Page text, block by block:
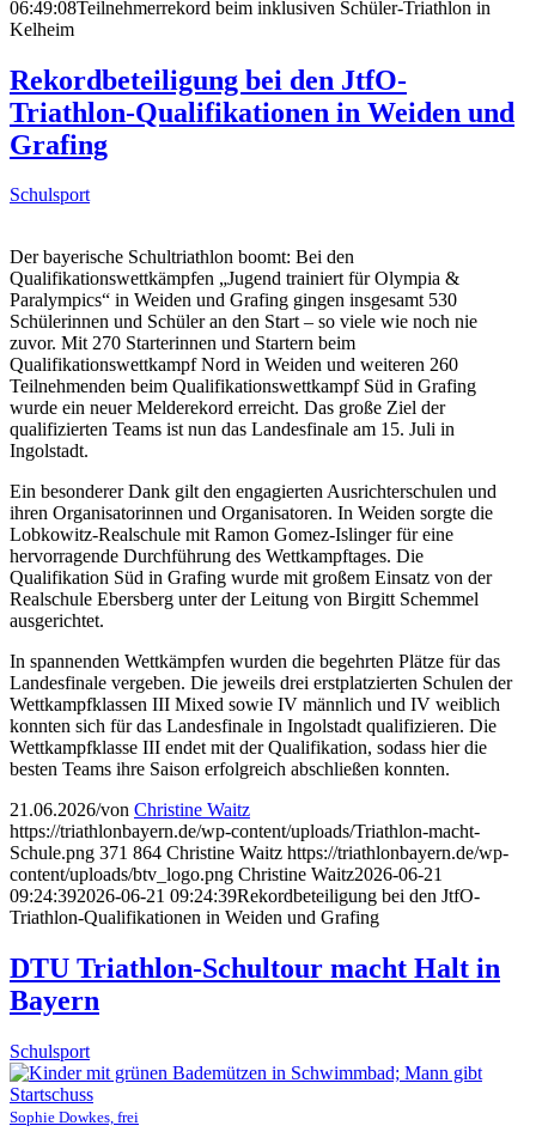
06:49:08Teilnehmerrekord beim inklusiven Schüler-Triathlon in
Kelheim
Rekordbeteiligung bei den JtfO-
Triathlon-Qualifikationen in Weiden und
Grafing
Schulsport
Der bayerische Schultriathlon boomt: Bei den
Qualifikationswettkämpfen „Jugend trainiert für Olympia &
Paralympics“ in Weiden und Grafing gingen insgesamt 530
Schülerinnen und Schüler an den Start – so viele wie noch nie
zuvor. Mit 270 Starterinnen und Startern beim
Qualifikationswettkampf Nord in Weiden und weiteren 260
Teilnehmenden beim Qualifikationswettkampf Süd in Grafing
wurde ein neuer Melderekord erreicht. Das große Ziel der
qualifizierten Teams ist nun das Landesfinale am 15. Juli in
Ingolstadt.
Ein besonderer Dank gilt den engagierten Ausrichterschulen und
ihren Organisatorinnen und Organisatoren. In Weiden sorgte die
Lobkowitz-Realschule mit Ramon Gomez-Islinger für eine
hervorragende Durchführung des Wettkampftages. Die
Qualifikation Süd in Grafing wurde mit großem Einsatz von der
Realschule Ebersberg unter der Leitung von Birgitt Schemmel
ausgerichtet.
In spannenden Wettkämpfen wurden die begehrten Plätze für das
Landesfinale vergeben. Die jeweils drei erstplatzierten Schulen der
Wettkampfklassen III Mixed sowie IV männlich und IV weiblich
konnten sich für das Landesfinale in Ingolstadt qualifizieren. Die
Wettkampfklasse III endet mit der Qualifikation, sodass hier die
besten Teams ihre Saison erfolgreich abschließen konnten.
21.06.2026/von Christine Waitz
https://triathlonbayern.de/wp-content/uploads/Triathlon-macht-
Schule.png 371 864 Christine Waitz https://triathlonbayern.de/wp-
content/uploads/btv_logo.png Christine Waitz2026-06-21
09:24:392026-06-21 09:24:39Rekordbeteiligung bei den JtfO-
Triathlon-Qualifikationen in Weiden und Grafing
DTU Triathlon-Schultour macht Halt in
Bayern
Schulsport
Sophie Dowkes, frei